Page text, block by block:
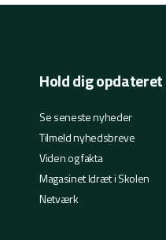
Hold dig opdateret
Se seneste nyheder
Tilmeld nyhedsbreve
Viden og fakta
Magasinet Idræt i Skolen
Netværk